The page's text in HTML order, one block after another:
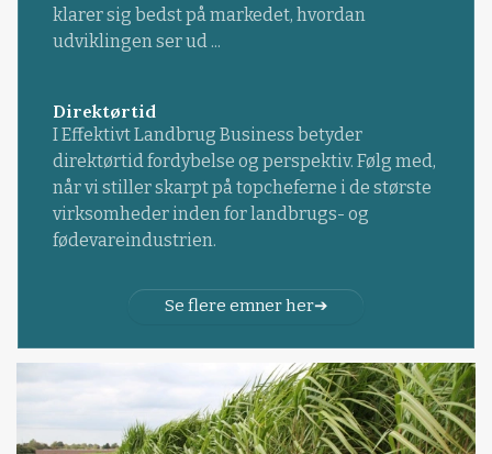
klarer sig bedst på markedet, hvordan
udviklingen ser ud ...
Direktørtid
I Effektivt Landbrug Business betyder
direktørtid fordybelse og perspektiv. Følg med,
når vi stiller skarpt på topcheferne i de største
virksomheder inden for landbrugs- og
fødevareindustrien.
Se flere emner her